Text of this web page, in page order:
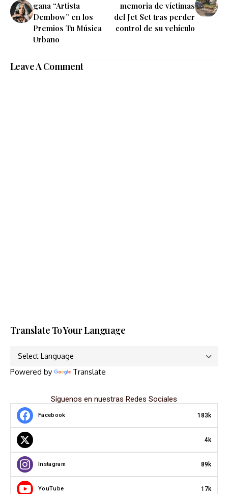
gana “Artista
Dembow” en los
Premios Tu Música
Urbano
memoria de víctimas
del Jet Set tras perder
control de su vehículo
Leave A Comment
Translate To Your Language
Powered by Translate
Síguenos en nuestras Redes Sociales
Facebook 183k
4k
Instagram 89k
YouTube 17k